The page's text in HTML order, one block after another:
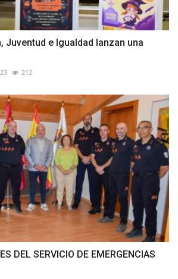
Juventud e Igualdad lanzan una
212
DEL SERVICIO DE EMERGENCIAS